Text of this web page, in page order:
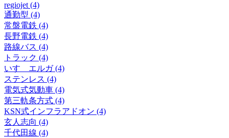
regiojet (4)
通勤型 (4)
常盤電鉄 (4)
長野電鉄 (4)
路線バス (4)
トラック (4)
いすゞエルガ (4)
ステンレス (4)
電気式気動車 (4)
第三軌条方式 (4)
KSN式インフラアドオン (4)
玄人志向 (4)
千代田線 (4)